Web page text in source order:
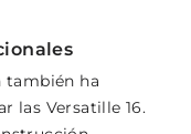
también ha
las Versatille 16.